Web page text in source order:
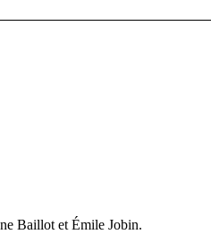
Baillot et Émile Jobin.